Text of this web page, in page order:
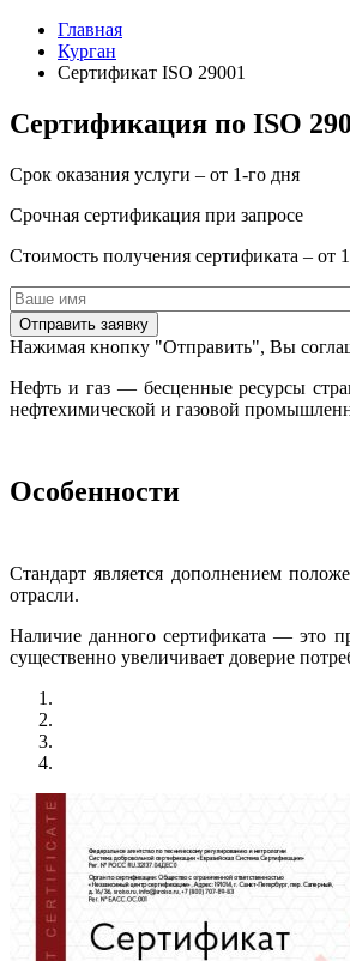
Главная
Курган
Сертификат ISO 29001
Сертификация по ISO
Срок оказания услуги – от 1-го дня
Срочная сертификация при запросе
Стоимость получения сертификата – от
Нажимая кнопку "Отправить", Вы
Нефть и газ — бесценные ресурсы
нефтехимической и газовой
Особенности
Стандарт является дополнением
отрасли.
Наличие данного сертификата — это
существенно увеличивает доверие